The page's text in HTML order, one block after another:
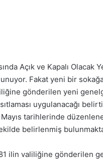
Açık ve Kapalı
Fakat yeni bir sokağa
gönderilen yeni
uygulanacağı
tarihlerinde
belirlenmiş
ilin valiliğine gönderilen